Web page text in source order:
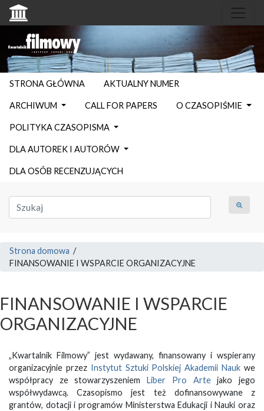
STRONA GŁÓWNA AKTUALNY NUMER
ARCHIWUM CALL FOR PAPERS O CZASOPIŚMIE
POLITYKA CZASOPISMA
DLA AUTOREK I AUTORÓW
DLA OSÓB RECENZUJĄCYCH
Strona domowa /
FINANSOWANIE I WSPARCIE ORGANIZACYJNE
FINANSOWANIE I WSPARCIE
ORGANIZACYJNE
„Kwartalnik Filmowy” jest wydawany, finansowany i wspierany
organizacyjnie przez Instytut Sztuki Polskiej Akademii Nauk we
współpracy ze stowarzyszeniemLiber Pro Artejako jego
współwydawcą. Czasopismo jest też dofinansowywane z
grantów, dotacji i programów Ministerstwa Edukacji i Nauki oraz